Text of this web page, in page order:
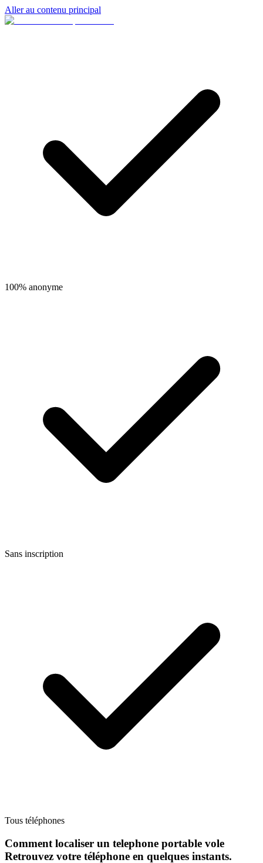
Aller au contenu principal
100% anonyme
Sans inscription
Tous téléphones
Comment localiser un telephone portable vole
Retrouvez votre téléphone en quelques instants.